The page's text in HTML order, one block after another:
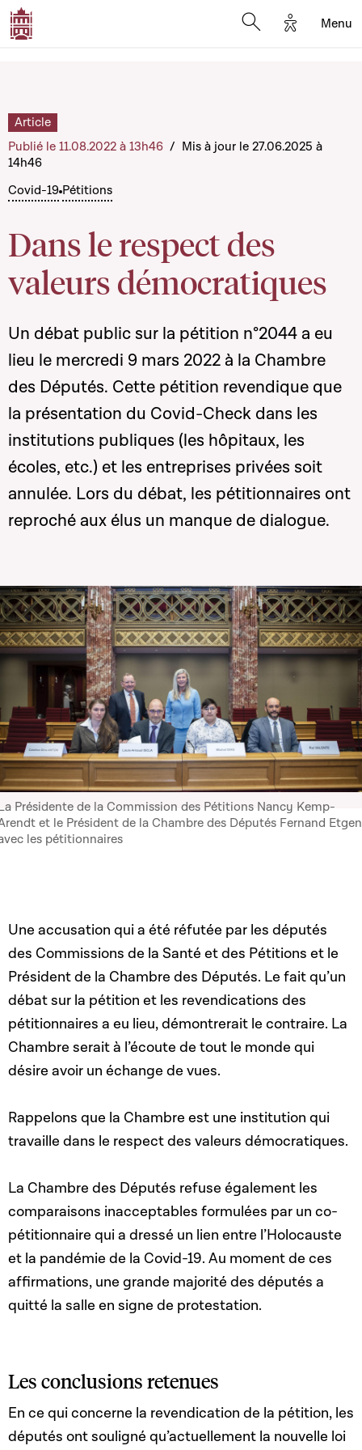
Options
Menu
Covid-19 Pétitions
Dans le respect des
valeurs démocratiques
Article
Publié le 11.08.2022 à 13h46 / Mis à jour le 27.06.2025 à
14h46
Un débat public sur la pétition n°2044 a eu
lieu le mercredi 9 mars 2022 à la Chambre
des Députés. Cette pétition revendique que
la présentation du Covid-Check dans les
institutions publiques (les hôpitaux, les
écoles, etc.) et les entreprises privées soit
annulée. Lors du débat, les pétitionnaires ont
reproché aux élus un manque de dialogue.
Présidente de la Commission des Pétitions Nancy Kemp-
et le Président de la Chambre des Députés Fernand Etgen
les pétitionnaires
Une accusation qui a été réfutée par les députés
des Commissions de la Santé et des Pétitions et le
Président de la Chambre des Députés. Le fait qu’un
débat sur la pétition et les revendications des
pétitionnaires a eu lieu, démontrerait le contraire. La
Chambre serait à l’écoute de tout le monde qui
désire avoir un échange de vues.
Rappelons que la Chambre est une institution qui
travaille dans le respect des valeurs démocratiques.
La Chambre des Députés refuse également les
comparaisons inacceptables formulées par un co-
pétitionnaire qui a dressé un lien entre l’Holocauste
et la pandémie de la Covid-19. Au moment de ces
affirmations, une grande majorité des députés a
quitté la salle en signe de protestation.
Les conclusions retenues
En ce qui concerne la revendication de la pétition, les
députés ont souligné qu’actuellement la nouvelle loi